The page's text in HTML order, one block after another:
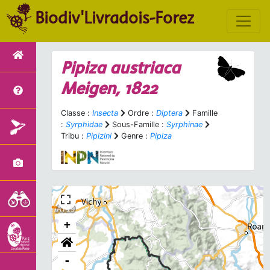
Biodiv'Livradois-Forez
Pipiza austriaca
Meigen, 1822
Classe : Insecta Ordre : Diptera
Famille
: Syrphidae Sous-Famille : Syrphinae
Tribu : Pipizini Genre : Pipiza
+
-